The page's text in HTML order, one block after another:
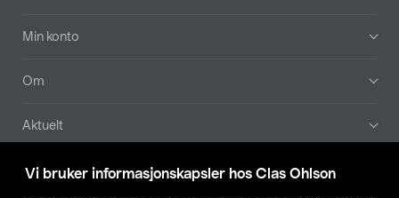
Vi bruker informasjonskapsler hos Clas Ohlson
Min konto
Om
Aktuelt
Våre selskaper